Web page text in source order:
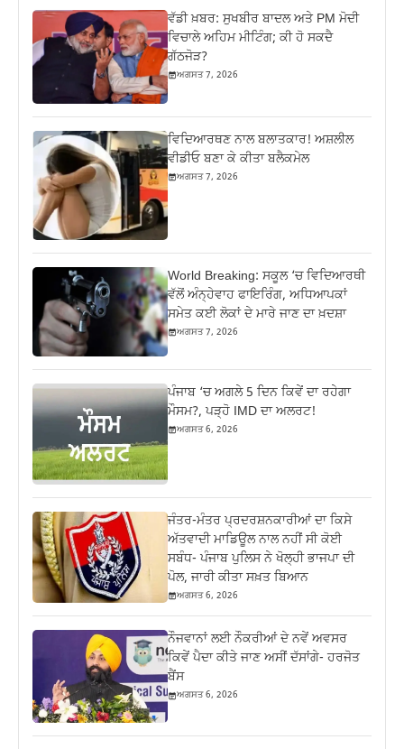
ਵੱਡੀ ਖ਼ਬਰ: ਸੁਖਬੀਰ ਬਾਦਲ ਅਤੇ PM ਮੋਦੀ
ਵਿਚਾਲੇ ਅਹਿਮ ਮੀਟਿੰਗ; ਕੀ ਹੋ ਸਕਦੈ
ਗੱਠਜੋੜ?
ਅਗਸਤ 7, 2026
ਵਿਦਿਆਰਥਣ ਨਾਲ ਬਲਾਤਕਾਰ! ਅਸ਼ਲੀਲ
ਵੀਡੀਓ ਬਣਾ ਕੇ ਕੀਤਾ ਬਲੈਕਮੇਲ
ਅਗਸਤ 7, 2026
World Breaking: ਸਕੂਲ ‘ਚ ਵਿਦਿਆਰਥੀ
ਵੱਲੋਂ ਅੰਨ੍ਹੇਵਾਹ ਫਾਇਰਿੰਗ, ਅਧਿਆਪਕਾਂ
ਸਮੇਤ ਕਈ ਲੋਕਾਂ ਦੇ ਮਾਰੇ ਜਾਣ ਦਾ ਖ਼ਦਸ਼ਾ
ਅਗਸਤ 7, 2026
ਪੰਜਾਬ ‘ਚ ਅਗਲੇ 5 ਦਿਨ ਕਿਵੇਂ ਦਾ ਰਹੇਗਾ
ਮੌਸਮ?, ਪੜ੍ਹੋ IMD ਦਾ ਅਲਰਟ!
ਅਗਸਤ 6, 2026
ਜੰਤਰ-ਮੰਤਰ ਪ੍ਰਦਰਸ਼ਨਕਾਰੀਆਂ ਦਾ ਕਿਸੇ
ਅੱਤਵਾਦੀ ਮਾਡਿਊਲ ਨਾਲ ਨਹੀਂ ਸੀ ਕੋਈ
ਸਬੰਧ- ਪੰਜਾਬ ਪੁਲਿਸ ਨੇ ਖੋਲ੍ਹੀ ਭਾਜਪਾ ਦੀ
ਪੋਲ, ਜਾਰੀ ਕੀਤਾ ਸਖ਼ਤ ਬਿਆਨ
ਅਗਸਤ 6, 2026
ਨੌਜਵਾਨਾਂ ਲਈ ਨੌਕਰੀਆਂ ਦੇ ਨਵੇਂ ਅਵਸਰ
ਕਿਵੇਂ ਪੈਦਾ ਕੀਤੇ ਜਾਣ ਅਸੀਂ ਦੱਸਾਂਗੇ- ਹਰਜੋਤ
ਬੈਂਸ
ਅਗਸਤ 6, 2026